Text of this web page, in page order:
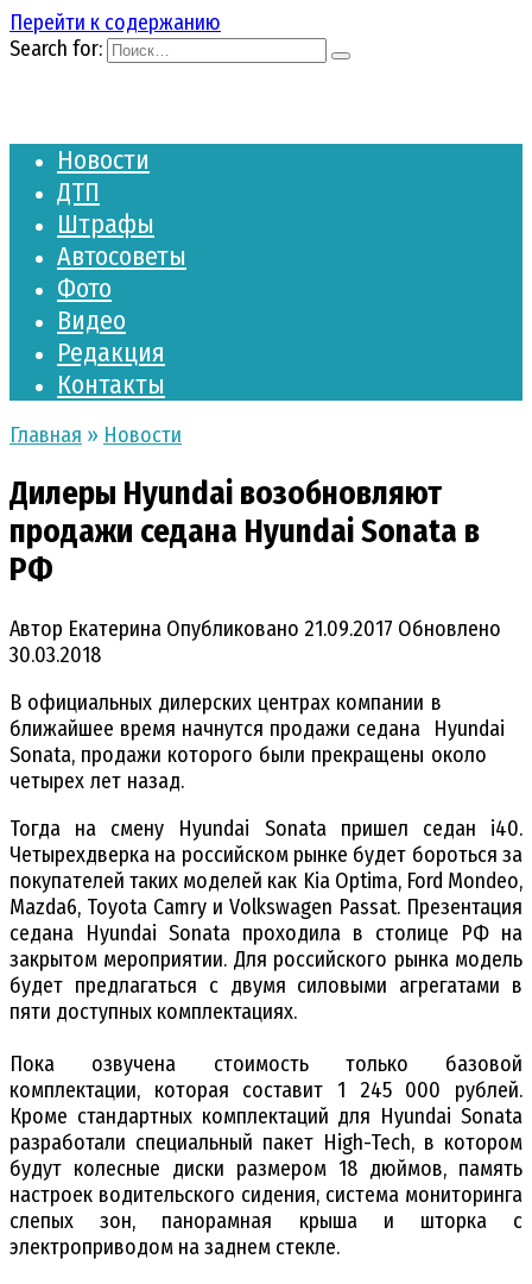
Перейти к содержанию
Search for:
Новости
ДТП
Штрафы
Автосоветы
Фото
Видео
Редакция
Контакты
Главная » Новости
Дилеры Hyundai возобновляют
продажи седана Hyundai Sonata в
РФ
Автор Екатерина Опубликовано 21.09.2017 Обновлено
30.03.2018
В официальных дилерских центрах компании в
ближайшее время начнутся продажи седана Hyundai
Sonata, продажи которого были прекращены около
четырех лет назад.
Тогда на смену Hyundai Sonata пришел седан i40.
Четырехдверка на российском рынке будет бороться за
покупателей таких моделей как Kia Optima, Ford Mondeo,
Mazda6, Toyota Camry и Volkswagen Passat. Презентация
седана Hyundai Sonata проходила в столице РФ на
закрытом мероприятии. Для российского рынка модель
будет предлагаться с двумя силовыми агрегатами в
пяти доступных комплектациях.
Пока озвучена стоимость только базовой
комплектации, которая составит 1 245 000 рублей.
Кроме стандартных комплектаций для Hyundai Sonata
разработали специальный пакет High-Tech, в котором
будут колесные диски размером 18 дюймов, память
настроек водительского сидения, система мониторинга
слепых зон, панорамная крыша и шторка с
электроприводом на заднем стекле.